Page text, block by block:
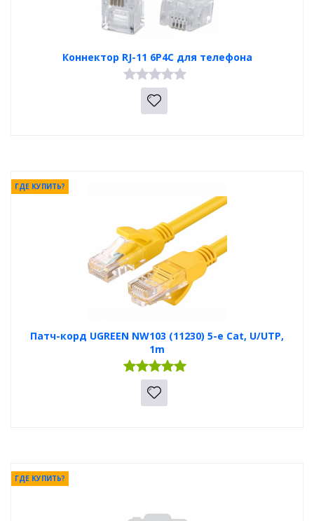
Коннектор RJ-11 6P4C для телефона
Патч-корд UGREEN NW103 (11230) 5-e Cat, U/UTP,
1m
ГДЕ КУПИТЬ?
ГДЕ КУПИТЬ?